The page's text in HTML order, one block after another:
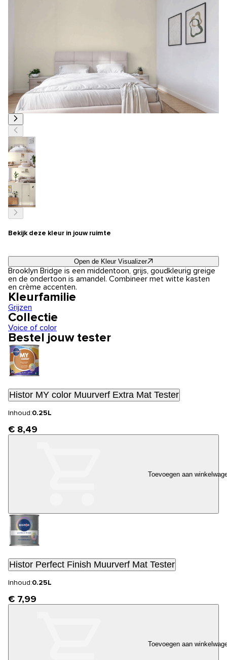
Bekijk deze kleur in jouw ruimte
Open de Kleur Visualizer
Brooklyn Bridge is een middentoon, grijs, goudkleurig greige
en de ondertoon is amandel. Combineer met witte kasten
en crème accenten.
Kleurfamilie
Grijzen
Collectie
Voice of color
Bestel jouw tester
Histor MY color Muurverf Extra Mat Tester
Inhoud:0.25L
€ 8,49
Toevoegen aan
Histor Perfect Finish Muurverf Mat Tester
Inhoud:0.25L
€ 7,99
Toevoegen aan